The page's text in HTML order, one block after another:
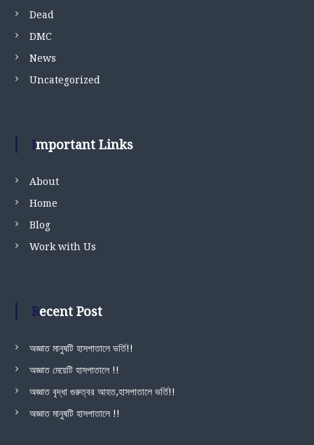
Dead
DMC
News
Uncategorized
Important Links
About
Home
Blog
Work with Us
Recent Post
অজ্ঞাত মানুষটি হাসপাতালে ভর্তি!!
অজ্ঞাত মেয়েটি হাসপাতালে !!
অজ্ঞাত বৃদ্ধা গুরুত্বর আহত,হাসপাতালে ভর্তি!!
অজ্ঞাত মানুষটি হাসপাতালে !!